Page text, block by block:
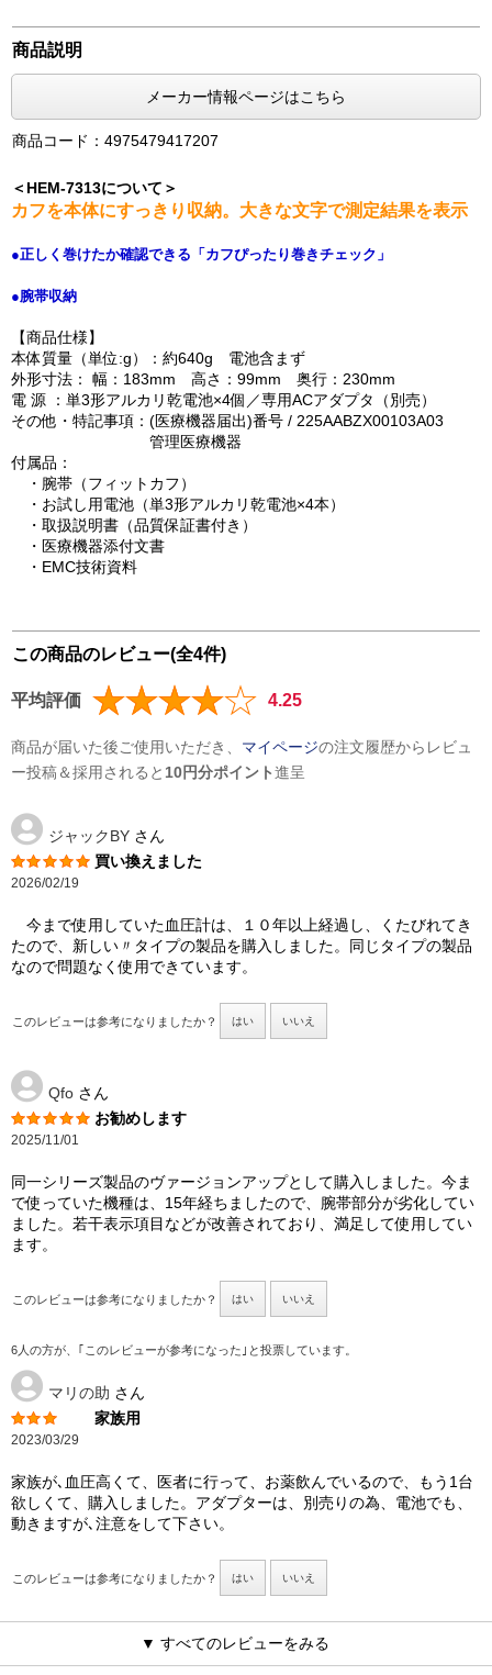
商品説明
メーカー情報ページはこちら
商品コード：4975479417207
＜HEM-7313について＞
カフを本体にすっきり収納。大きな文字で測定結果を表示
●正しく巻けたか確認できる「カフぴったり巻きチェック」
●腕帯収納
【商品仕様】
本体質量（単位:g）：約640g 電池含まず
外形寸法： 幅：183mm 高さ：99mm 奥行：230mm
電 源 ：単3形アルカリ乾電池×4個／専用ACアダプタ（別売）
その他・特記事項：(医療機器届出)番号 / 225AABZX00103A03
管理医療機器
付属品：
・腕帯（フィットカフ）
・お試し用電池（単3形アルカリ乾電池×4本）
・取扱説明書（品質保証書付き）
・医療機器添付文書
・EMC技術資料
この商品のレビュー(全4件)
平均評価 4.25
商品が届いた後ご使用いただき、 マイページの注文履歴からレビュ
ー投稿＆採用されると 10円分ポイント進呈
ジャックBY さん
買い換えました
2026/02/19
今まで使用していた血圧計は、１０年以上経過し、くたびれてき
たので、新しい〃タイプの製品を購入しました。同じタイプの製品
なので問題なく使用できています。
このレビューは参考になりましたか？ はい いいえ
Qfo さん
お勧めします
2025/11/01
同一シリーズ製品のヴァージョンアップとして購入しました。今ま
で使っていた機種は、15年経ちましたので、腕帯部分が劣化してい
ました。若干表示項目などが改善されており、満足して使用してい
ます。
このレビューは参考になりましたか？ はい いいえ
6人の方が、｢このレビューが参考になった｣と投票しています。
マリの助 さん
家族用
2023/03/29
家族が､血圧高くて、医者に行って、お薬飲んでいるので、もう1台
欲しくて、購入しました。アダプターは、別売りの為、電池でも、
動きますが､注意をして下さい。
このレビューは参考になりましたか？ はい いいえ
▼ すべてのレビューをみる